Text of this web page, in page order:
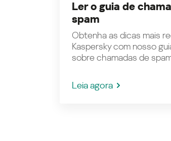
Ler o guia de
spam
Obtenha as dicas mais
Kaspersky com nosso
sobre chamadas de
Leia agora